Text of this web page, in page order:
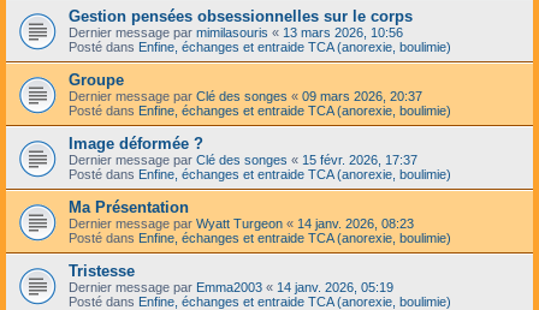
Gestion pensées obsessionnelles sur le corps
Dernier message par mimilasouris « 13 mars 2026, 10:56
Posté dans Enfine, échanges et entraide TCA (anorexie, boulimie)
Groupe
Dernier message par Clé des songes « 09 mars 2026, 20:37
Posté dans Enfine, échanges et entraide TCA (anorexie, boulimie)
Image déformée ?
Dernier message par Clé des songes « 15 févr. 2026, 17:37
Posté dans Enfine, échanges et entraide TCA (anorexie, boulimie)
Ma Présentation
Dernier message par Wyatt Turgeon « 14 janv. 2026, 08:23
Posté dans Enfine, échanges et entraide TCA (anorexie, boulimie)
Tristesse
Dernier message par Emma2003 « 14 janv. 2026, 05:19
Posté dans Enfine, échanges et entraide TCA (anorexie, boulimie)